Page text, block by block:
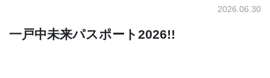
2026.06.30
一戸中未来パスポート2026!!